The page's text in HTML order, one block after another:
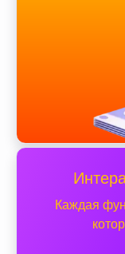
Каждая